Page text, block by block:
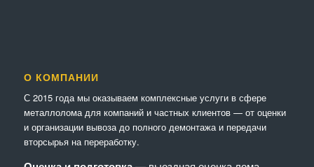
О КОМПАНИИ
С 2015 года мы оказываем комплексные услуги в сфере
металлолома для компаний и частных клиентов — от оценки
и организации вывоза до полного демонтажа и передачи
вторсырья на переработку.